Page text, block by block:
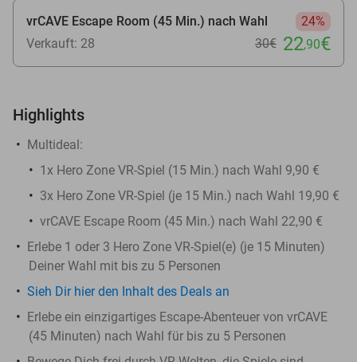
vrCAVE Escape Room (45 Min.) nach Wahl
24%
Verkauft: 28
30€ 22,90€
Highlights
Multideal:
1x Hero Zone VR-Spiel (15 Min.) nach Wahl 9,90 €
3x Hero Zone VR-Spiel (je 15 Min.) nach Wahl 19,90 €
vrCAVE Escape Room (45 Min.) nach Wahl 22,90 €
Erlebe 1 oder 3 Hero Zone VR-Spiel(e) (je 15 Minuten)
Deiner Wahl mit bis zu 5 Personen
Sieh Dir hier den Inhalt des Deals an
Erlebe ein einzigartiges Escape-Abenteuer von vrCAVE
(45 Minuten) nach Wahl für bis zu 5 Personen